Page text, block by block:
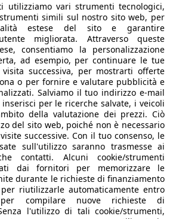
alcuna responsabilità per la correttezza
Torna su
il mercato auto europeo.
utilizziamo vari strumenti tecnologici,
simili sul nostro sito web, per
estese del sito e garantire
migliorata. Attraverso queste
consentiamo la personalizzazione
ad esempio, per continuare le tue
successiva, per mostrarti offerte
o per fornire e valutare pubblicità e
Salviamo il tuo indirizzo e-mail
per le ricerche salvate, i veicoli
della valutazione dei prezzi. Ciò
del sito web, poiché non è necessario
successive. Con il tuo consenso, le
sull'utilizzo saranno trasmesse ai
contatti. Alcuni cookie/strumenti
dai fornitori per memorizzare le
durante le richieste di finanziamento
riutilizzarle automaticamente entro
compilare nuove richieste di
l'utilizzo di tali cookie/strumenti,